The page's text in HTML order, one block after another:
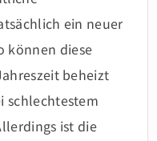
ein neuer
können diese
beheizt
schlechtestem
ist die